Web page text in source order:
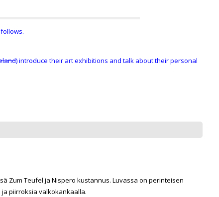
) introduce their art exhibitions and talk about their personal
Zum Teufel ja Nispero kustannus. Luvassa on perinteisen
ja piirroksia valkokankaalla.